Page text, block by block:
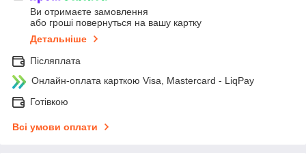
Ви отримаєте замовлення
або гроші повернуться на вашу картку
Детальніше
Післяплата
Онлайн-оплата карткою Visa, Mastercard - LiqPay
Готівкою
Всі умови оплати